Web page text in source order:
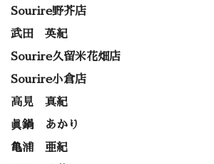
Sourire野芥店
武田 英紀
Sourire久留米花畑店
Sourire小倉店
高見 真紀
眞鍋 あかり
亀浦 亜紀